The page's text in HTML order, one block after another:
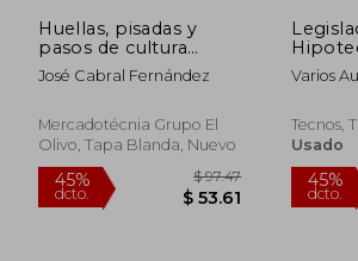
Huellas, pisadas y
pasos de cultura
olearia + CD
José Cabral Fernández
Mercadotécnia Grupo El
Olivo, Tapa Blanda, Nuevo
Varios
Tecnos,
Usado